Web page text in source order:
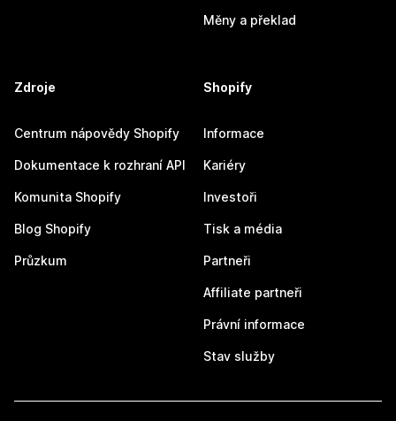
Měny a překlad
Zdroje
Centrum nápovědy Shopify
Dokumentace k rozhraní API
Komunita Shopify
Blog Shopify
Průzkum
Shopify
Informace
Kariéry
Investoři
Tisk a média
Partneři
Affiliate partneři
Právní informace
Stav služby